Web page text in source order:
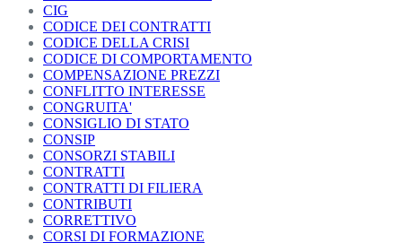
CIG
CODICE DEI CONTRATTI
CODICE DELLA CRISI
CODICE DI COMPORTAMENTO
COMPENSAZIONE PREZZI
CONFLITTO INTERESSE
CONGRUITA'
CONSIGLIO DI STATO
CONSIP
CONSORZI STABILI
CONTRATTI
CONTRATTI DI FILIERA
CONTRIBUTI
CORRETTIVO
CORSI DI FORMAZIONE